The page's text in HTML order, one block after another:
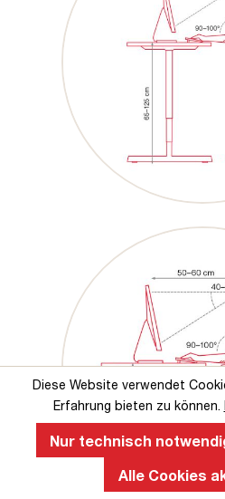
Diese Website verwendet
Erfahrung bieten zu können.
Nur technisch
Alle Cookies